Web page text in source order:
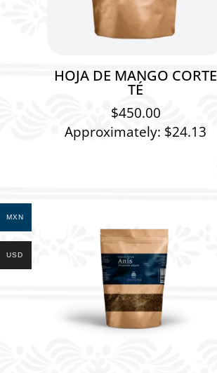
HOJA DE MANGO CORTE
TÉ
$450.00
Approximately: $24.13
MXN
USD